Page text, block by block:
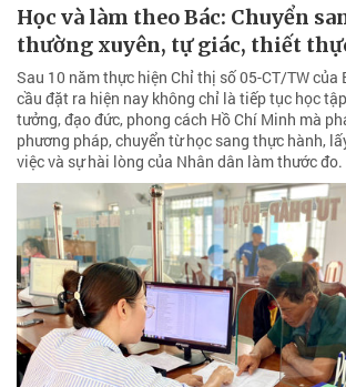
Học và làm theo Bác: Chuyển
thường xuyên, tự giác, thiết
Sau 10 năm thực hiện Chỉ thị số 05-CT/TW của
cầu đặt ra hiện nay không chỉ là tiếp tục học
tưởng, đạo đức, phong cách Hồ Chí Minh mà
phương pháp, chuyển từ học sang thực hành,
việc và sự hài lòng của Nhân dân làm thước đo.